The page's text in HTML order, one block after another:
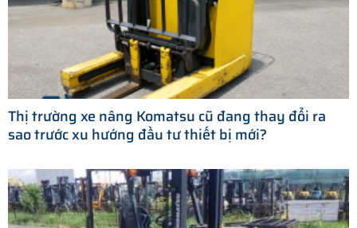
Thị trường xe nâng Komatsu cũ đang thay đổi ra
sao trước xu hướng đầu tư thiết bị mới?